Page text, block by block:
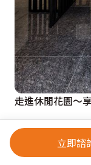
立即諮
走進休閒花園～